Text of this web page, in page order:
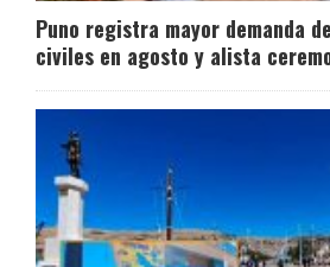
Puno registra mayor demanda
civiles en agosto y alista